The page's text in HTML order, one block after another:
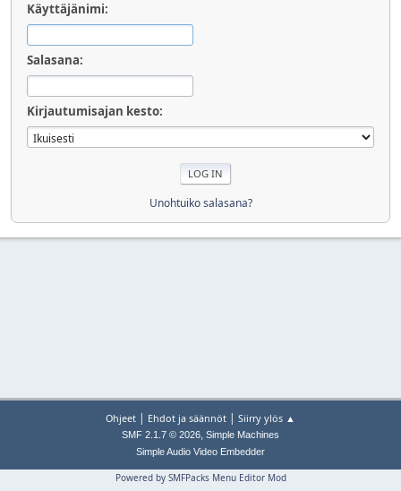
Käyttäjänimi:
Salasana:
Kirjautumisajan kesto:
Unohtuiko salasana?
Ohjeet | Ehdot ja säännöt | Siirry ylös ▲
SMF 2.1.7 © 2026, Simple Machines
Simple Audio Video Embedder
Powered by SMFPacks Menu Editor Mod